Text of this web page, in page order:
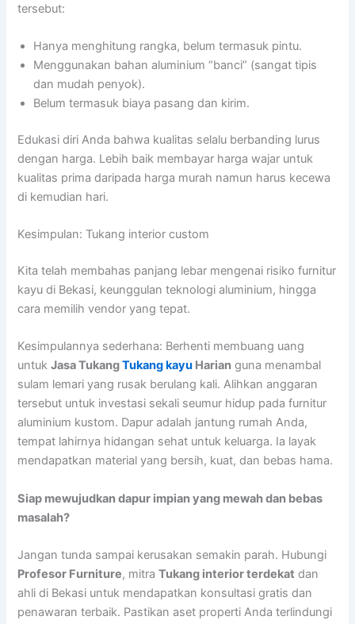
tersebut:
Hanya menghitung rangka, belum termasuk pintu.
Menggunakan bahan aluminium “banci” (sangat tipis
dan mudah penyok).
Belum termasuk biaya pasang dan kirim.
Edukasi diri Anda bahwa kualitas selalu berbanding lurus
dengan harga. Lebih baik membayar harga wajar untuk
kualitas prima daripada harga murah namun harus kecewa
di kemudian hari.
Kesimpulan: Tukang interior custom
Kita telah membahas panjang lebar mengenai risiko furnitur
kayu di Bekasi, keunggulan teknologi aluminium, hingga
cara memilih vendor yang tepat.
Kesimpulannya sederhana: Berhenti membuang uang
untukJasa TukangTukang kayu Harian guna menambal
sulam lemari yang rusak berulang kali. Alihkan anggaran
tersebut untuk investasi sekali seumur hidup pada furnitur
aluminium kustom. Dapur adalah jantung rumah Anda,
tempat lahirnya hidangan sehat untuk keluarga. Ia layak
mendapatkan material yang bersih, kuat, dan bebas hama.
Siap mewujudkan dapur impian yang mewah dan bebas
masalah?
Jangan tunda sampai kerusakan semakin parah. Hubungi
Profesor Furniture, mitraTukang interior terdekat dan
ahli di Bekasi untuk mendapatkan konsultasi gratis dan
penawaran terbaik. Pastikan aset properti Anda terlindungi